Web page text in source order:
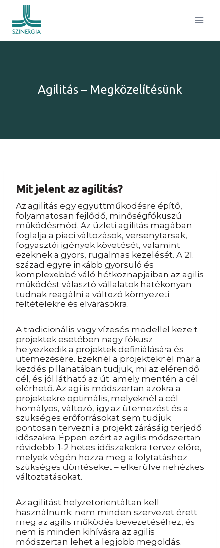
content
Agilitás – Megközelítésünk
Mit jelent az agilitás?
Az agilitás egy együttműködésre építő,
folyamatosan fejlődő, minőségfókuszú
működésmód. Az üzleti agilitás magában
foglalja a piaci változások, versenytársak,
fogyasztói igények követését, valamint
ezeknek a gyors, rugalmas kezelését. A 21.
század egyre inkább gyorsuló és
komplexebbé váló hétköznapjaiban az agilis
működést választó vállalatok hatékonyan
tudnak reagálni a változó környezeti
feltételekre és elvárásokra.
A tradicionális vagy vízesés modellel kezelt
projektek esetében nagy fókusz
helyezkedik a projektek definiálására és
ütemezésére. Ezeknél a projekteknél már a
kezdés pillanatában tudjuk, mi az elérendő
cél, és jól látható az út, amely mentén a cél
elérhető. Az agilis módszertan azokra a
projektekre optimális, melyeknél a cél
homályos, változó, így az ütemezést és a
szükséges erőforrásokat sem tudjuk
pontosan tervezni a projekt zárásáig terjedő
időszakra. Éppen ezért az agilis módszertan
rövidebb, 1-2 hetes időszakokra tervez előre,
melyek végén hozza meg a folytatáshoz
szükséges döntéseket – elkerülve nehézkes
változtatásokat.
Az agilitást helyzetorientáltan kell
használnunk: nem minden szervezet érett
meg az agilis működés bevezetéséhez, és
nem is minden kihívásra az agilis
módszertan lehet a legjobb megoldás.